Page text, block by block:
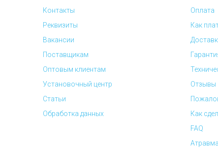
Контакты
Реквизиты
Вакансии
Поставщикам
Оптовым клиентам
Установочный центр
Статьи
Обработка данных
Оплата
Как
Отзывы
Как
FAQ